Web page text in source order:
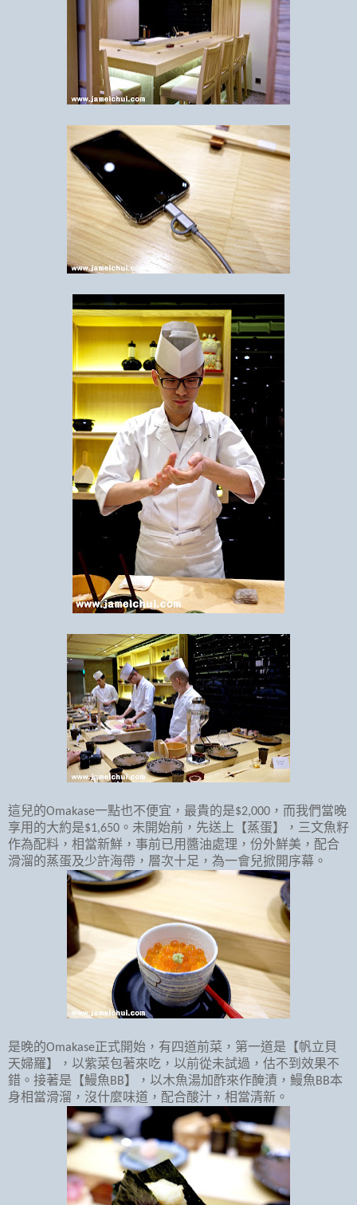
這兒的Omakase一點也不便宜，最貴的是$2,000 ，而我們當晚
享用的大約是$1,650 。未開始前，先送上【蒸蛋】，三文魚籽
作為配料，相當新鮮，事前已用醬油處理，份外鮮美，配合
滑溜的蒸蛋及少許海帶，層次十足，為一會兒掀開序幕。
是晚的Omakase正式開始，有四道前菜，第一道是【帆立貝
天婦羅】，以紫菜包著來吃，以前從未試過，估不到效果不
錯。接著是【鰻魚 BB】，以木魚湯加酢來作醃漬，鰻魚 BB本
身相當滑溜，沒什麼味道，配合酸汁，相當清新。